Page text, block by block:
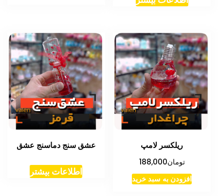
ریلکسر لامپ
تومان188,000
افزودن به سبد خرید
عشق سنج دماسنج عشق
اطلاعات بیشتر